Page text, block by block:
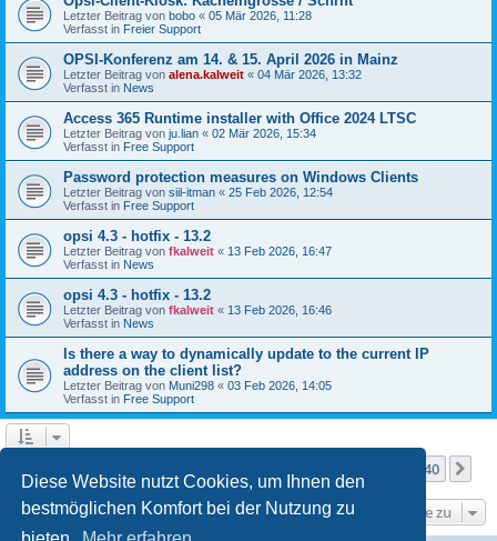
Diese Website nutzt Cookies, um Ihnen den
bestmöglichen Komfort bei der Nutzung zu
Letzter Beitrag von bobo « 05 Mär 2026, 11:28
Verfasst in Freier Support
OPSI-Konferenz am 14. & 15. April 2026 in Mainz
Letzter Beitrag von alena.kalweit « 04 Mär 2026, 13:32
Verfasst in News
Access 365 Runtime installer with Office 2024 LTSC
Letzter Beitrag von ju.lian « 02 Mär 2026, 15:34
Verfasst in Free Support
Password protection measures on Windows Clients
Letzter Beitrag von siil-itman « 25 Feb 2026, 12:54
Verfasst in Free Support
opsi 4.3 - hotfix - 13.2
Letzter Beitrag von fkalweit « 13 Feb 2026, 16:47
Verfasst in News
opsi 4.3 - hotfix - 13.2
Letzter Beitrag von fkalweit « 13 Feb 2026, 16:46
Verfasst in News
Is there a way to dynamically update to the current IP
address on the client list?
Letzter Beitrag von Muni298 « 03 Feb 2026, 14:05
Verfasst in Free Support
40
Gehe zu